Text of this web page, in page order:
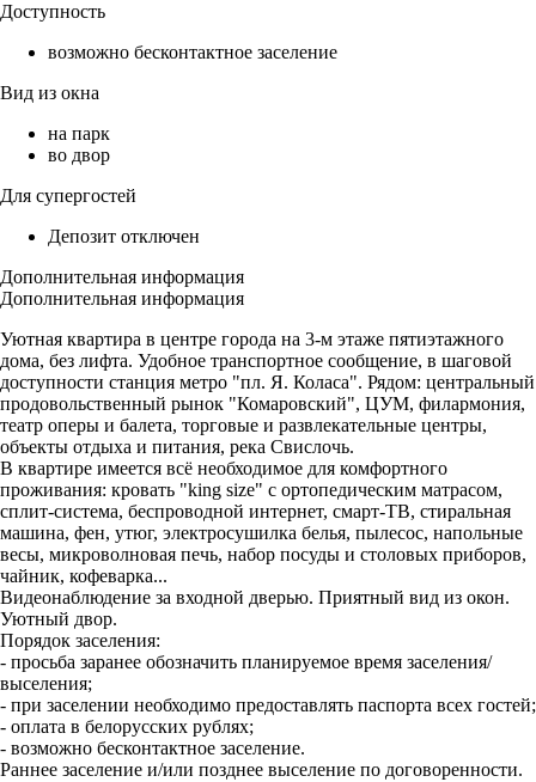
Доступность
возможно бесконтактное заселение
Вид из окна
на парк
во двор
Для супергостей
Депозит отключен
Дополнительная информация
Дополнительная информация
Уютная квартира в центре города на 3-м этаже пятиэтажного
дома, без лифта. Удобное транспортное сообщение, в шаговой
доступности станция метро "пл. Я. Коласа". Рядом: центральный
продовольственный рынок "Комаровский", ЦУМ, филармония,
театр оперы и балета, торговые и развлекательные центры,
объекты отдыха и питания, река Свислочь.
В квартире имеется всё необходимое для комфортного
проживания: кровать "king size" с ортопедическим матрасом,
сплит-система, беспроводной интернет, смарт-ТВ, стиральная
машина, фен, утюг, электросушилка белья, пылесос, напольные
весы, микроволновая печь, набор посуды и столовых приборов,
чайник, кофеварка...
Видеонаблюдение за входной дверью. Приятный вид из окон.
Уютный двор.
Порядок заселения:
- просьба заранее обозначить планируемое время заселения/
выселения;
- при заселении необходимо предоставлять паспорта всех гостей;
- оплата в белорусских рублях;
- возможно бесконтактное заселение.
Раннее заселение и/или позднее выселение по договоренности.